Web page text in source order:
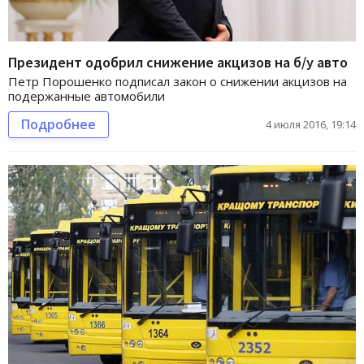
Президент одобрил снижение акцизов на б/у авто
Петр Порошенко подписал закон о снижении акцизов на
подержанные автомобили
Подробнее 4 июля 2016, 19:14